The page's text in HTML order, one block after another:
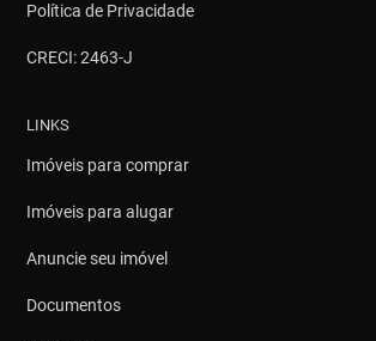
Política de Privacidade
CRECI: 2463-J
LINKS
Imóveis para comprar
Imóveis para alugar
Anuncie seu imóvel
Documentos